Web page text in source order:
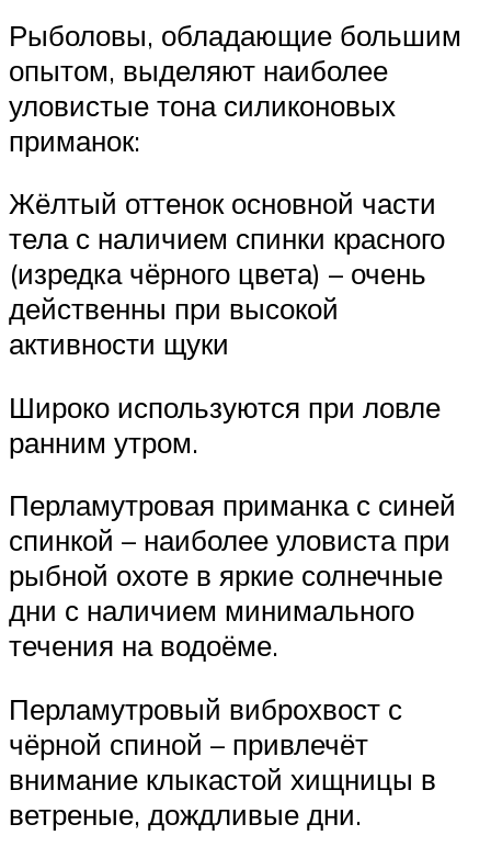
Рыболовы, обладающие большим
опытом, выделяют наиболее
уловистые тона силиконовых
приманок:
Жёлтый оттенок основной части
тела с наличием спинки красного
(изредка чёрного цвета) – очень
действенны при высокой
активности щуки
Широко используются при ловле
ранним утром.
Перламутровая приманка с синей
спинкой – наиболее уловиста при
рыбной охоте в яркие солнечные
дни с наличием минимального
течения на водоёме.
Перламутровый виброхвост с
чёрной спиной – привлечёт
внимание клыкастой хищницы в
ветреные, дождливые дни.